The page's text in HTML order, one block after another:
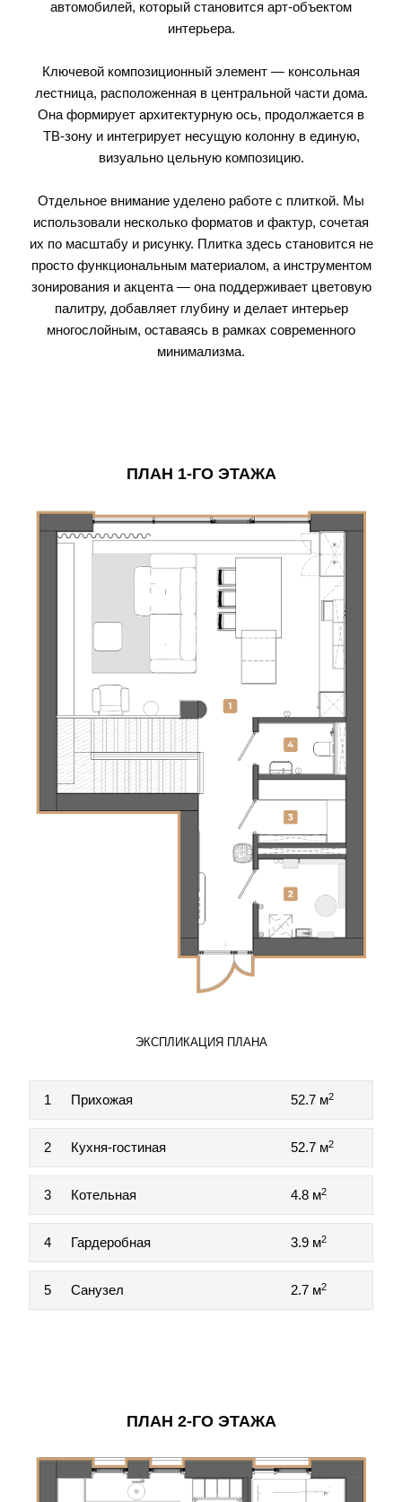
автомобилей, который становится арт-объектом
интерьера.
Ключевой композиционный элемент — консольная
лестница, расположенная в центральной части дома.
Она формирует архитектурную ось, продолжается в
ТВ-зону и интегрирует несущую колонну в единую,
визуально цельную композицию.
Отдельное внимание уделено работе с плиткой. Мы
использовали несколько форматов и фактур, сочетая
их по масштабу и рисунку. Плитка здесь становится не
просто функциональным материалом, а инструментом
зонирования и акцента — она поддерживает цветовую
палитру, добавляет глубину и делает интерьер
многослойным, оставаясь в рамках современного
минимализма.
ПЛАН 1-ГО ЭТАЖА
ЭКСПЛИКАЦИЯ ПЛАНА
1 Прихожая 52.7 м2
2 Кухня-гостиная 52.7 м2
3 Котельная 4.8 м2
4 Гардеробная 3.9 м2
5 Санузел 2.7 м2
ПЛАН 2-ГО ЭТАЖА